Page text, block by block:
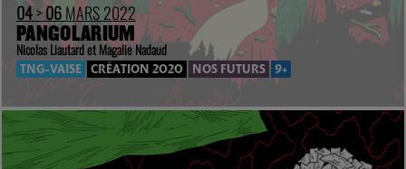
04>06MARS 2022
PANGOLARIUM
Nicolas Liautard et Magalie Nadaud
TNG-VAISE CRÉATION 2020 NOS FUTURS 9+